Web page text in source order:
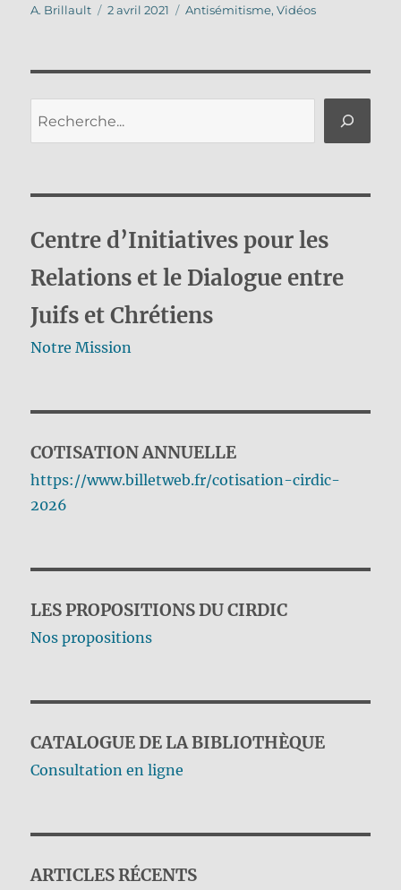
Auteur
A. Brillault
Publié
2 avril 2021 Catégories
Antisémitisme,Vidéos
Centre d’Initiatives pour les
Relations et le Dialogue entre
Juifs et Chrétiens
Notre Mission
COTISATION ANNUELLE
https://www.billetweb.fr/cotisation-cirdic-
2026
LES PROPOSITIONS DU CIRDIC
Nos propositions
CATALOGUE DE LA BIBLIOTHÈQUE
Consultation en ligne
ARTICLES RÉCENTS